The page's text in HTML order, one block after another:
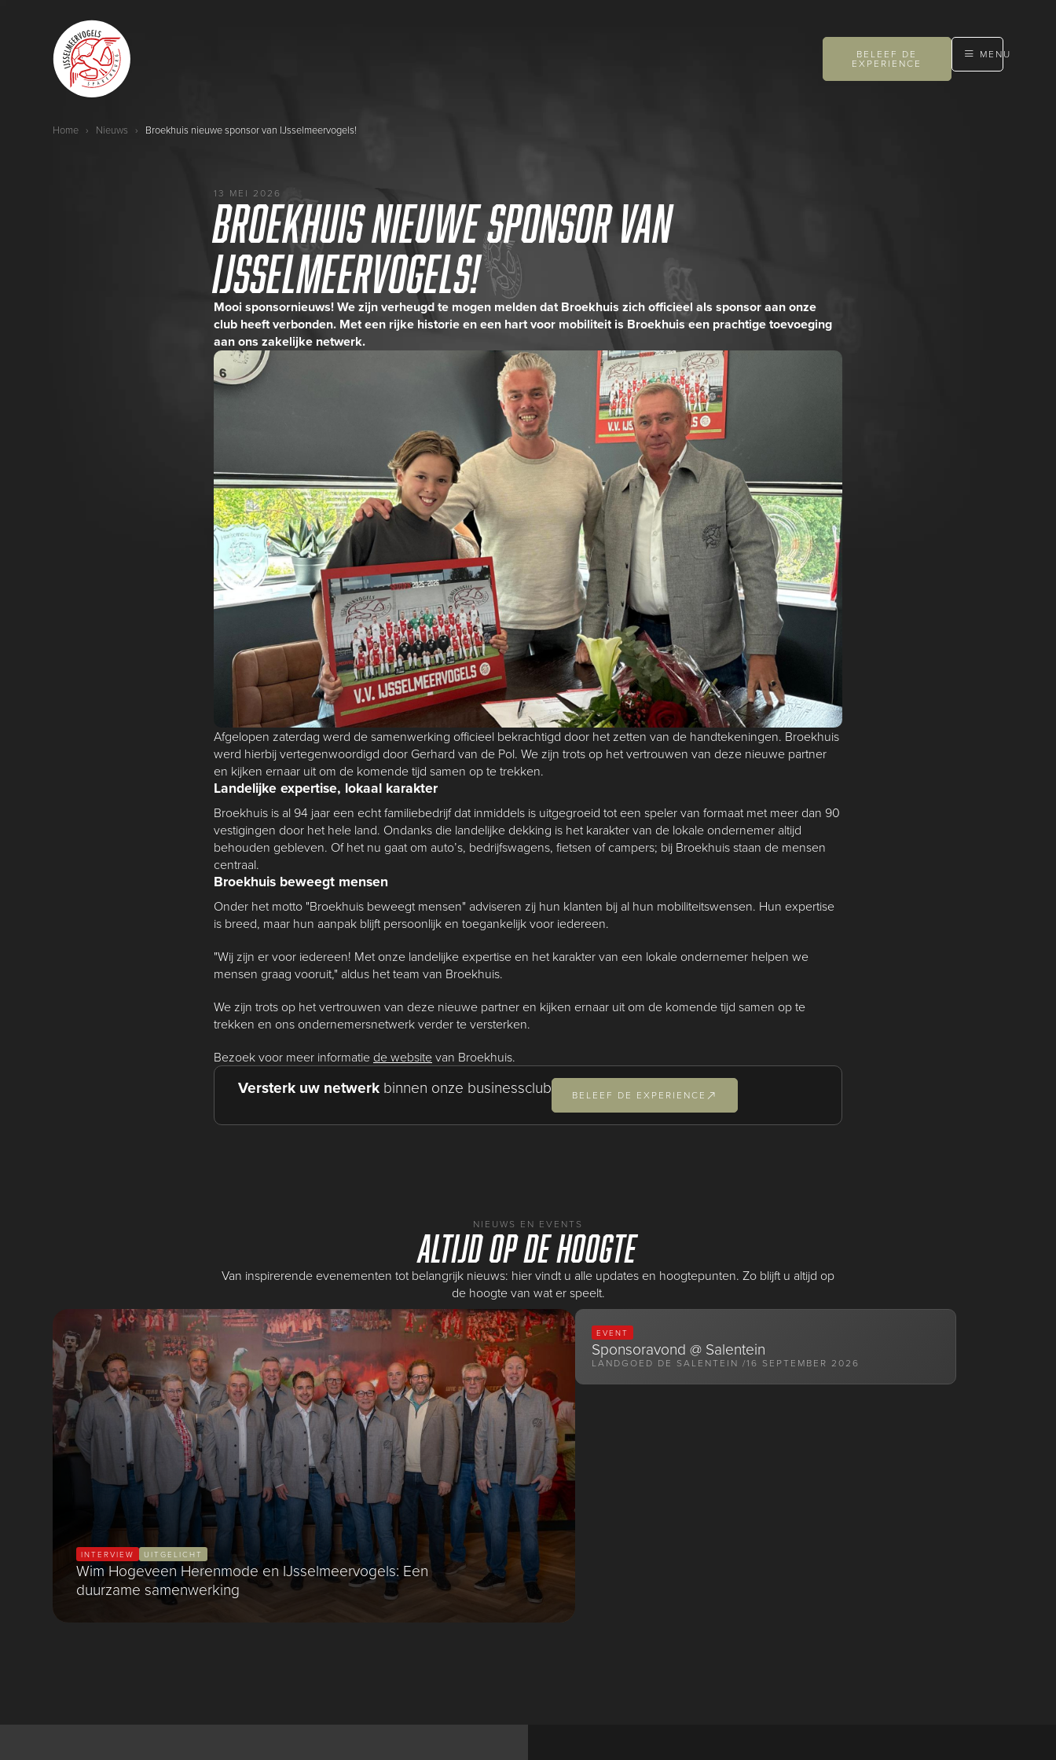
BELEEF DE
EXPERIENCE
MENU
Home › Nieuws › Broekhuis nieuwe sponsor van IJsselmeervogels!
13 MEI 2026
Broekhuis nieuwe sponsor van
IJsselmeervogels!
Mooi sponsornieuws! We zijn verheugd te mogen melden dat Broekhuis zich officieel als sponsor aan onze
club heeft verbonden. Met een rijke historie en een hart voor mobiliteit is Broekhuis een prachtige toevoeging
aan ons zakelijke netwerk.
Afgelopen zaterdag werd de samenwerking officieel bekrachtigd door het zetten van de handtekeningen. Broekhuis
werd hierbij vertegenwoordigd door Gerhard van de Pol. We zijn trots op het vertrouwen van deze nieuwe partner
en kijken ernaar uit om de komende tijd samen op te trekken.
Landelijke expertise, lokaal karakter
Broekhuis is al 94 jaar een echt familiebedrijf dat inmiddels is uitgegroeid tot een speler van formaat met meer dan 90
vestigingen door het hele land. Ondanks die landelijke dekking is het karakter van de lokale ondernemer altijd
behouden gebleven. Of het nu gaat om auto’s, bedrijfswagens, fietsen of campers; bij Broekhuis staan de mensen
centraal.
Broekhuis beweegt mensen
Onder het motto "Broekhuis beweegt mensen" adviseren zij hun klanten bij al hun mobiliteitswensen. Hun expertise
is breed, maar hun aanpak blijft persoonlijk en toegankelijk voor iedereen.
"Wij zijn er voor iedereen! Met onze landelijke expertise en het karakter van een lokale ondernemer helpen we
mensen graag vooruit," aldus het team van Broekhuis.
We zijn trots op het vertrouwen van deze nieuwe partner en kijken ernaar uit om de komende tijd samen op te
trekken en ons ondernemersnetwerk verder te versterken.
Bezoek voor meer informatie de websitevan Broekhuis.
Versterk uw netwerk binnen onze businessclub BELEEF DE EXPERIENCE
NIEUWS EN EVENTS
Altijd op de hoogte
Van inspirerende evenementen tot belangrijk nieuws: hier vindt u alle updates en hoogtepunten. Zo blijft u altijd op
de hoogte van wat er speelt.
INTERVIEW UITGELICHT
Wim Hogeveen Herenmode en IJsselmeervogels: Een
duurzame samenwerking
EVENT
Sponsoravond @ Salentein
LANDGOED DE SALENTEIN /16 SEPTEMBER 2026